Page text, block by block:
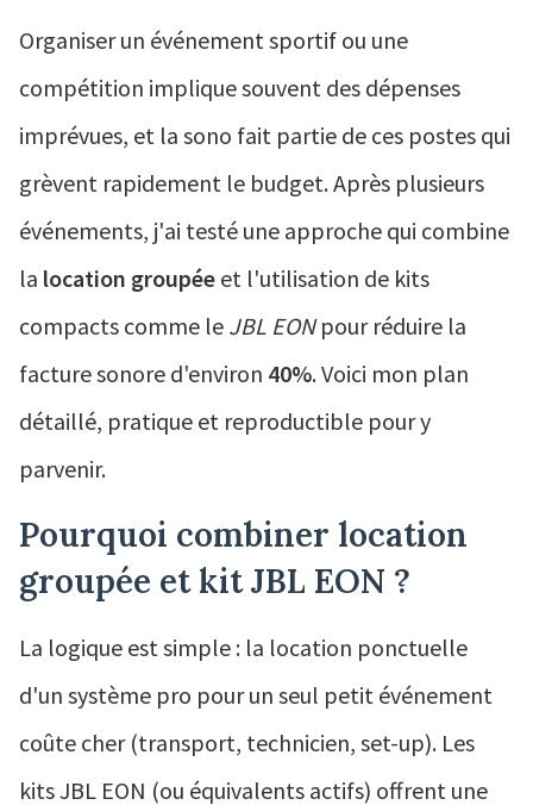
Organiser un événement sportif ou une
compétition implique souvent des dépenses
imprévues, et la sono fait partie de ces postes qui
grèvent rapidement le budget. Après plusieurs
événements, j'ai testé une approche qui combine
la location groupée et l'utilisation de kits
compacts comme le JBL EONpour réduire la
facture sonore d'environ 40%. Voici mon plan
détaillé, pratique et reproductible pour y
parvenir.
Pourquoi combiner location
groupée et kit JBL EON ?
La logique est simple : la location ponctuelle
d'un système pro pour un seul petit événement
coûte cher (transport, technicien, set-up). Les
kits JBL EON (ou équivalents actifs) offrent une